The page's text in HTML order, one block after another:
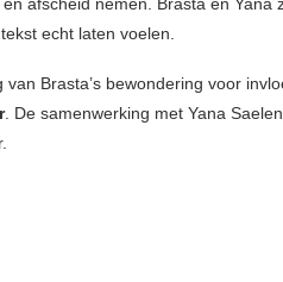
afscheid nemen. Brasta en Yana
echt laten voelen.
van Brasta’s bewondering voor
. De samenwerking met Yana